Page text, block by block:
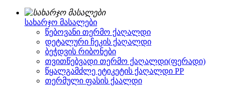
სახარჯო მასალები
წებოვანი თერმო ქაღალდი
დეტალური ჩეკის ქაღალდი
ბეჭდვის რიბონები
თვითწებვადი თერმო ქაღალდი(ფერადი)
წყალგამძლე ეტიკეტის ქაღალდი PP
თერმული ფასის ქაალდი